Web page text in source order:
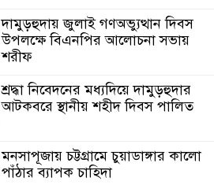
দামুড়হুদায় জুলাই গণঅভ্যুত্থান দিবস
উপলক্ষে বিএনপির আলোচনা সভায়
শরীফ
শ্রদ্ধা নিবেদনের মধ্যদিয়ে দামুড়হুদার
আটকবরে স্থানীয় শহীদ দিবস পালিত
মনসাপূজায় চট্টগ্রামে চুয়াডাঙ্গার কালো
পাঁঠার ব্যাপক চাহিদা